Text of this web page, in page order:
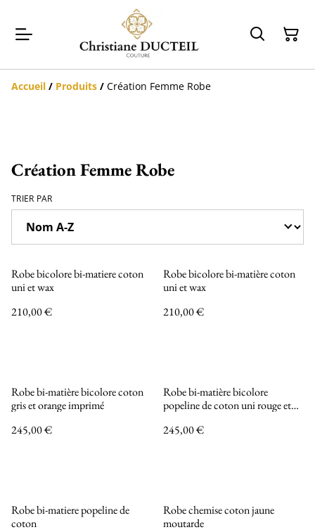
Accueil / Produits / Création Femme Robe
Création Femme Robe
TRIER PAR
Robe bicolore bi-matiere coton
uni et wax
210,00 €
Robe bicolore bi-matière coton
uni et wax
210,00 €
Robe bi-matière bicolore coton
gris et orange imprimé
245,00 €
Robe bi-matière bicolore
popeline de coton uni rouge et
245,00 €
Robe bi-matiere popeline de
coton
Robe chemise coton jaune
moutarde